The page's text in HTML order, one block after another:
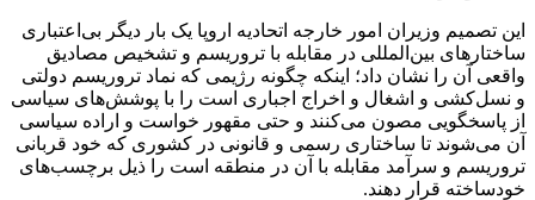
این تصمیم وزیران امور خارجه اتحادیه اروپا یک بار دیگر بی‌اعتباری
ساختارهای بین‌المللی در مقابله با تروریسم و تشخیص مصادیق
واقعی آن را نشان داد؛ اینکه چگونه رژیمی که نماد تروریسم دولتی
و نسل‌کشی و اشغال و اخراج اجباری است را با پوشش‌های سیاسی
از پاسخگویی مصون می‌کنند و حتی مقهور خواست و اراده سیاسی
آن می‌شوند تا ساختاری رسمی و قانونی در کشوری که خود قربانی
تروریسم و سرآمد مقابله با آن در منطقه است را ذیل برچسب‌های
خودساخته قرار دهند.